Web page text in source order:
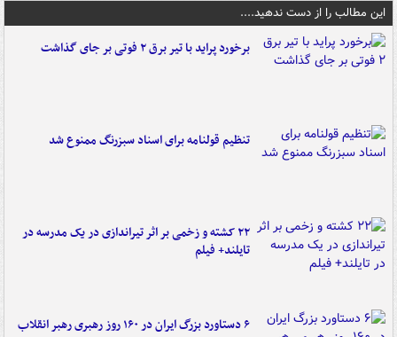
این مطالب را از دست ندهید....
برخورد پراید با تیر برق ۲ فوتی بر جای گذاشت
تنظیم قولنامه برای اسناد سبزرنگ ممنوع شد
۲۲ کشته و زخمی بر اثر تیراندازی در یک مدرسه در
تایلند+ فیلم
۶ دستاورد بزرگ ایران در ۱۶۰ روز رهبری رهبر انقلاب